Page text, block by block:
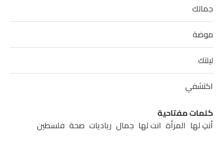
جمالك
موضة
ليلتك
اكتشفي
كلمات مفتاحية
أنتِ لها المرأة انت لها جمال رياديات صحة فلسطين